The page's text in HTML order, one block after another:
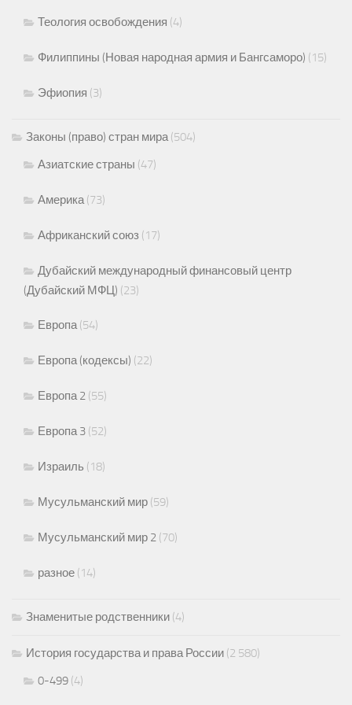
Теология освобождения (4)
Филиппины (Новая народная армия и Бангсаморо) (15)
Эфиопия (3)
Законы (право) стран мира (504)
Азиатские страны (47)
Америка (73)
Африканский союз (17)
Дубайский международный финансовый центр
(Дубайский МФЦ) (23)
Европа (54)
Европа (кодексы) (22)
Европа 2 (55)
Европа 3 (52)
Израиль (18)
Мусульманский мир (59)
Мусульманский мир 2 (70)
разное (14)
Знаменитые родственники (4)
История государства и права России (2 580)
0-499 (4)